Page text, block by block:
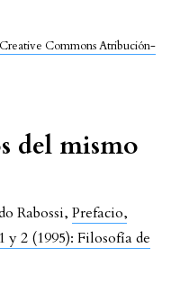
Creative Commons Atribución-
del mismo
Rabossi, Prefacio,
2 (1995): Filosofía de